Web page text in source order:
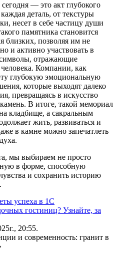
— это акт глубокого
деталь, от текстуры
несет в себе частицу души
памятника становится
близких, позволяя им не
и активно участвовать в
отражающие
Компании, как
глубокую эмоциональную
которые выходят далеко
превращаясь в искусство
В итоге, такой мемориал
кладбище, а сакральным
жить, развиваться и
в камне можно запечатлеть
мы выбираем не просто
в форме, способную
и сохранить историю
успеха в 1С
гостиниц? Узнайте, за
20:55.
и современность: гранит в